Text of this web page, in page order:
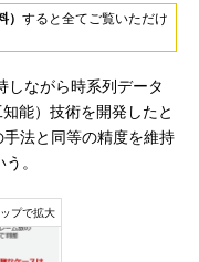
すると全てご覧いただけ
ながら時系列データ
能）技術を開発したと
法と同等の精度を維持
。